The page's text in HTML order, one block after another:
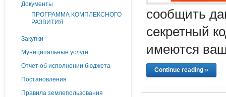
Документы
ПРОГРАММА КОМПЛЕКСНОГО
РАЗВИТИЯ
Закупки
Муниципальные услуги
Отчет об исполнении бюджета
Постановления
Правила землепользования
сообщить
секретный
имеются
Continue reading »